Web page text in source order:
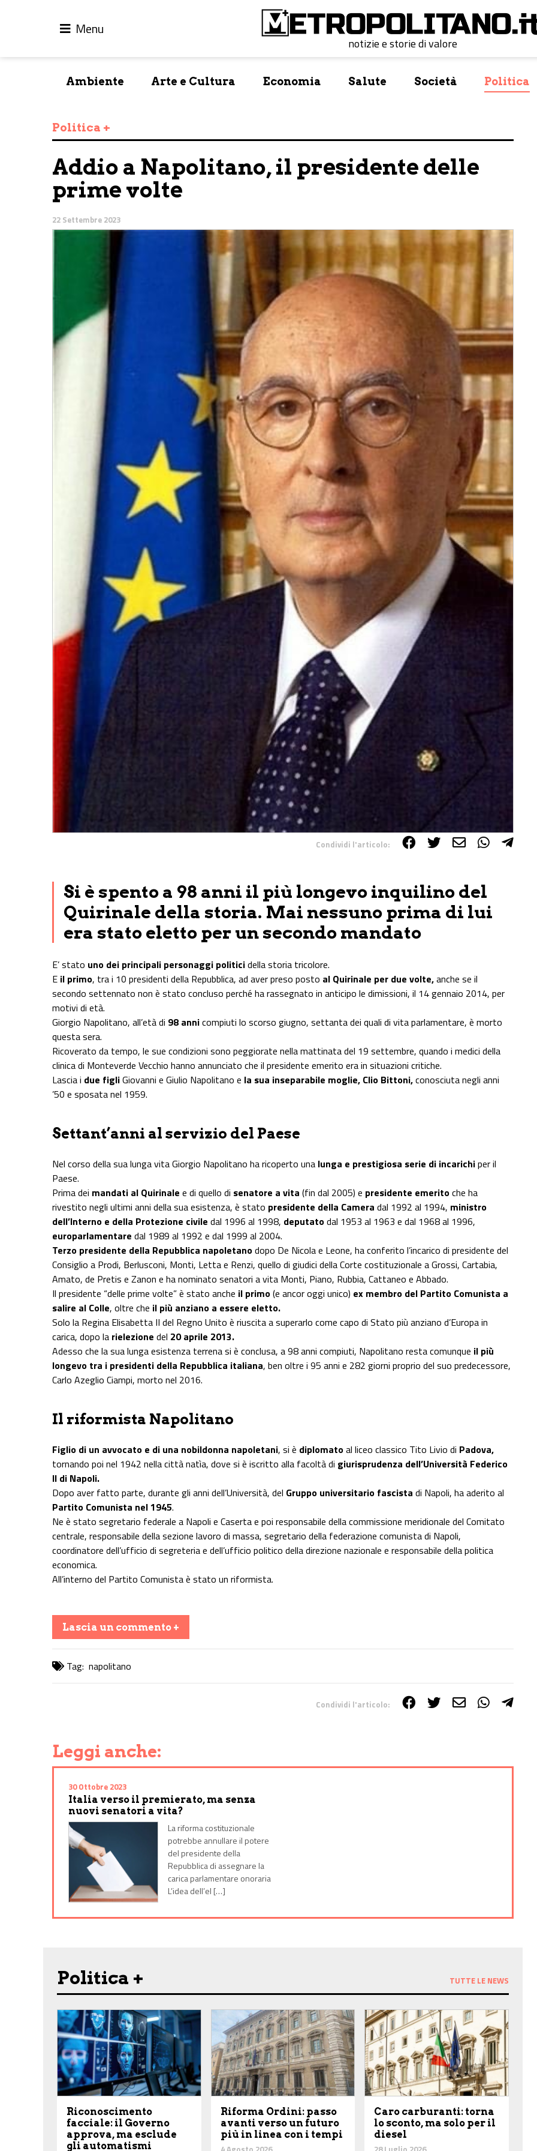
Menu
notizie e storie di valore
Ambiente Arte e Cultura Economia Salute Società Politica
Politica +
Addio a Napolitano, il presidente delle
prime volte
22 Settembre 2023
Condividi l'articolo:
Si è spento a 98 anni il più longevo inquilino del
Quirinale della storia. Mai nessuno prima di lui
era stato eletto per un secondo mandato
E’ stato uno dei principali personaggi politicidella storia tricolore.
E il primo, tra i 10 presidenti della Repubblica, ad aver preso posto al Quirinale per due volte,anche se il
secondo settennato non è stato concluso perché ha rassegnato in anticipo le dimissioni, il 14 gennaio 2014, per
motivi di età.
Giorgio Napolitano, all’età di 98 annicompiuti lo scorso giugno, settanta dei quali di vita parlamentare, è morto
questa sera.
Ricoverato da tempo, le sue condizioni sono peggiorate nella mattinata del 19 settembre, quando i medici della
clinica di Monteverde Vecchio hanno annunciato che il presidente emerito era in situazioni critiche.
Lascia i due figliGiovanni e Giulio Napolitano e la sua inseparabile moglie, Clio Bittoni,conosciuta negli anni
’50 e sposata nel 1959.
Settant’anni al servizio del Paese
Nel corso della sua lunga vita Giorgio Napolitano ha ricoperto una lunga e prestigiosa serie di incarichiper il
Paese.
Prima dei mandati al Quirinale e di quello di senatore a vita (fin dal 2005) e presidente emeritoche ha
rivestito negli ultimi anni della sua esistenza, è stato presidente della Camera dal 1992 al 1994, ministro
dell’Interno e della Protezione civile dal 1996 al 1998, deputatodal 1953 al 1963 e dal 1968 al 1996,
europarlamentare dal 1989 al 1992 e dal 1999 al 2004.
Terzo presidente della Repubblica napoletanodopo De Nicola e Leone, ha conferito l’incarico di presidente del
Consiglio a Prodi, Berlusconi, Monti, Letta e Renzi, quello di giudici della Corte costituzionale a Grossi, Cartabia,
Amato, de Pretis e Zanon e ha nominato senatori a vita Monti, Piano, Rubbia, Cattaneo e Abbado.
Il presidente “delle prime volte” è stato anche il primo(e ancor oggi unico) ex membro del Partito Comunista a
salire al Colle, oltre che il più anziano a essere eletto.
Solo la Regina Elisabetta II del Regno Unito è riuscita a superarlo come capo di Stato più anziano d’Europa in
carica, dopo la rielezione del 20 aprile 2013.
Adesso che la sua lunga esistenza terrena si è conclusa, a 98 anni compiuti, Napolitano resta comunque il più
longevo tra i presidenti della Repubblica italiana, ben oltre i 95 anni e 282 giorni proprio del suo predecessore,
Carlo Azeglio Ciampi, morto nel 2016.
Il riformista Napolitano
Figlio di un avvocato e di una nobildonna napoletani, si è diplomatoal liceo classico Tito Livio di Padova,
tornando poi nel 1942 nella città natìa, dove si è iscritto alla facoltà di giurisprudenza dell’Università Federico
II di Napoli.
Dopo aver fatto parte, durante gli anni dell’Università, del Gruppo universitario fascista di Napoli, ha aderito al
Partito Comunista nel 1945.
Ne è stato segretario federale a Napoli e Caserta e poi responsabile della commissione meridionale del Comitato
centrale, responsabile della sezione lavoro di massa, segretario della federazione comunista di Napoli,
coordinatore dell’ufficio di segreteria e dell’ufficio politico della direzione nazionale e responsabile della politica
economica.
All’interno del Partito Comunista è stato un riformista.
Lascia un commento +
Tag: napolitano
Condividi l'articolo:
Leggi anche:
30 Ottobre 2023
Italia verso il premierato, ma senza
nuovi senatori a vita?
La riforma costituzionale
potrebbe annullare il potere
del presidente della
Repubblica di assegnare la
carica parlamentare onoraria
L’idea dell’el […]
Politica + TUTTE LE NEWS
Riconoscimento
facciale: il Governo
approva, ma esclude
gli automatismi
Riforma Ordini: passo
avanti verso un futuro
più in linea con i tempi
Caro carburanti: torna
lo sconto, ma solo per il
diesel